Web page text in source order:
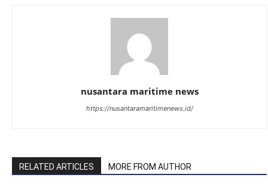
nusantara maritime news
https://nusantaramaritimenews.id/
RELATED ARTICLES MORE FROM AUTHOR